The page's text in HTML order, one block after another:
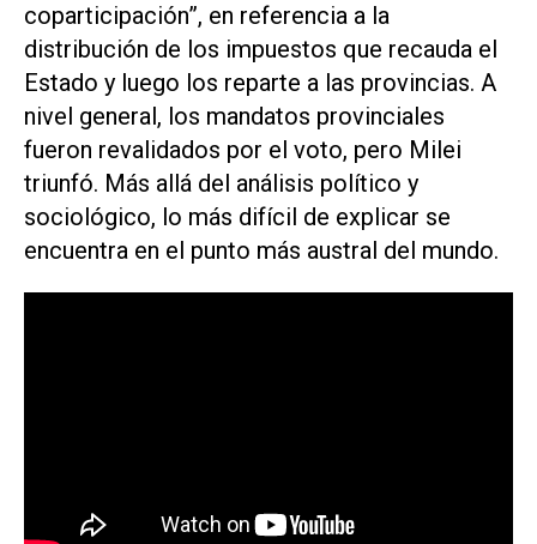
coparticipación”, en referencia a la
distribución de los impuestos que recauda el
Estado y luego los reparte a las provincias. A
nivel general, los mandatos provinciales
fueron revalidados por el voto, pero Milei
triunfó. Más allá del análisis político y
sociológico, lo más difícil de explicar se
encuentra en el punto más austral del mundo.